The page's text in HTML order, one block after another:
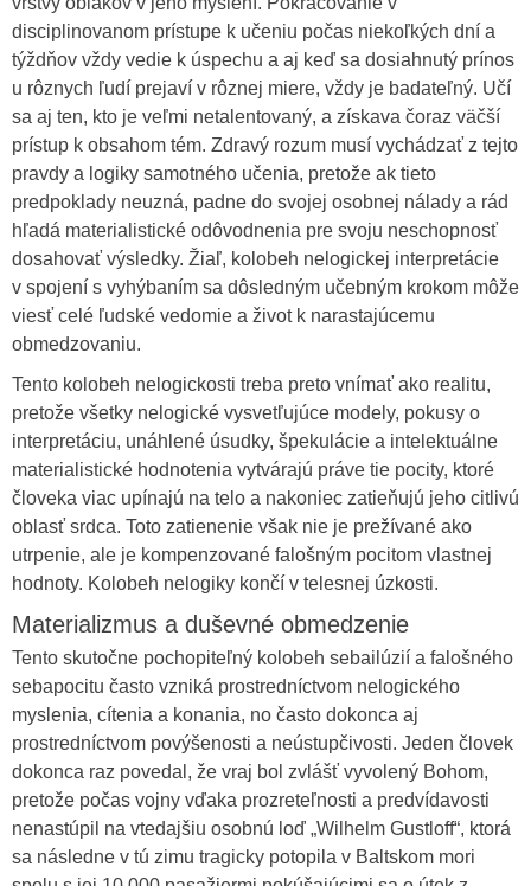
disciplinovanom prístupe k učeniu počas niekoľkých dní a
týždňov vždy vedie k úspechu a aj keď sa dosiahnutý prínos
u rôznych ľudí prejaví v rôznej miere, vždy je badateľný. Učí
sa aj ten, kto je veľmi netalentovaný, a získava čoraz väčší
prístup k obsahom tém. Zdravý rozum musí vychádzať z tejto
pravdy a logiky samotného učenia, pretože ak tieto
predpoklady neuzná, padne do svojej osobnej nálady a rád
hľadá materialistické odôvodnenia pre svoju neschopnosť
dosahovať výsledky. Žiaľ, kolobeh nelogickej interpretácie
v spojení s vyhýbaním sa dôsledným učebným krokom môže
viesť celé ľudské vedomie a život k narastajúcemu
obmedzovaniu.
Tento kolobeh nelogickosti treba preto vnímať ako realitu,
pretože všetky nelogické vysvetľujúce modely, pokusy o
interpretáciu, unáhlené úsudky, špekulácie a intelektuálne
materialistické hodnotenia vytvárajú práve tie pocity, ktoré
človeka viac upínajú na telo a nakoniec zatieňujú jeho citlivú
oblasť srdca. Toto zatienenie však nie je prežívané ako
utrpenie, ale je kompenzované falošným pocitom vlastnej
hodnoty. Kolobeh nelogiky končí v telesnej úzkosti.
Materializmus a duševné obmedzenie
Tento skutočne pochopiteľný kolobeh sebailúzií a falošného
sebapocitu často vzniká prostredníctvom nelogického
myslenia, cítenia a konania, no často dokonca aj
prostredníctvom povýšenosti a neústupčivosti. Jeden človek
dokonca raz povedal, že vraj bol zvlášť vyvolený Bohom,
pretože počas vojny vďaka prozreteľnosti a predvídavosti
nenastúpil na vtedajšiu osobnú loď „Wilhelm Gustloff“, ktorá
sa následne v tú zimu tragicky potopila v Baltskom mori